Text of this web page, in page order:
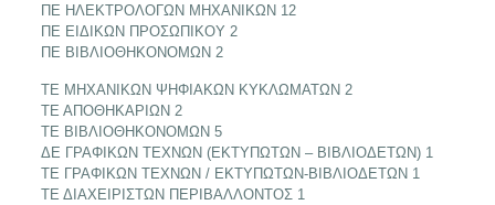
ΠΕ ΗΛΕΚΤΡΟΛΟΓΩΝ ΜΗΧΑΝΙΚΩΝ 12
ΠΕ ΕΙΔΙΚΩΝ ΠΡΟΣΩΠΙΚΟΥ 2
ΠΕ ΒΙΒΛΙΟΘΗΚΟΝΟΜΩΝ 2
ΤΕ MHXANIKΩΝ ΨΗΦΙΑΚΩΝ ΚΥΚΛΩΜΑΤΩΝ 2
ΤΕ ΑΠΟΘΗΚΑΡΙΩΝ 2
ΤΕ ΒΙΒΛΙΟΘΗΚΟΝΟΜΩΝ 5
ΔΕ ΓΡΑΦΙΚΩΝ ΤΕΧΝΩΝ (ΕΚΤΥΠΩΤΩΝ – ΒΙΒΛΙΟΔΕΤΩΝ) 1
ΤΕ ΓΡΑΦΙΚΩΝ ΤΕΧΝΩΝ / ΕΚΤΥΠΩΤΩΝ-ΒΙΒΛΙΟΔΕΤΩΝ 1
ΤΕ ΔΙΑΧΕΙΡΙΣΤΩΝ ΠΕΡΙΒΑΛΛΟΝΤΟΣ 1